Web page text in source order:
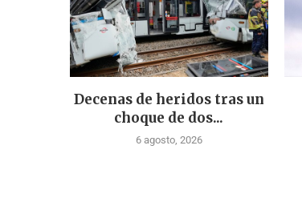
Decenas de heridos tras un
choque de dos...
6 agosto, 2026